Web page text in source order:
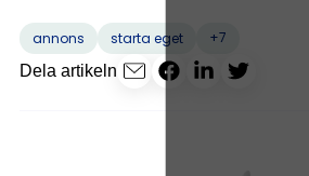
annons starta eget
+7
Dela artikeln